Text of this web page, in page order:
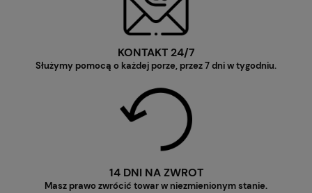
KONTAKT 24/7
Służymy pomocą o każdej porze, przez 7 dni w tygodniu.
14 DNI NA ZWROT
Masz prawo zwrócić towar w niezmienionym stanie.